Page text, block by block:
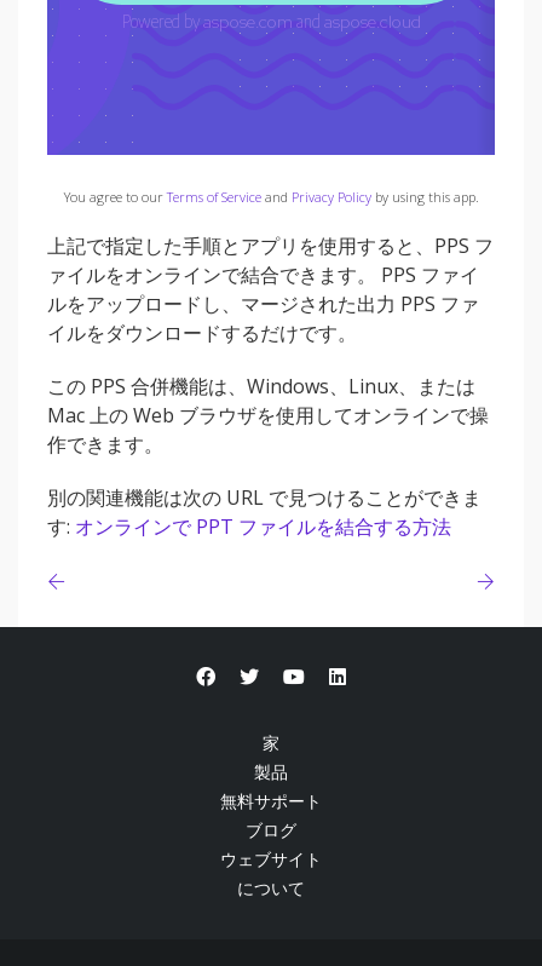
You agree to ourTerms of Serviceand Privacy Policyby using this app.
上記で指定した手順とアプリを使用すると、PPS フ
ァイルをオンラインで結合できます。 PPS ファイ
ルをアップロードし、マージされた出力 PPS ファ
イルをダウンロードするだけです。
この PPS 合併機能は、Windows、Linux、または
Mac 上の Web ブラウザを使用してオンラインで操
作できます。
別の関連機能は次の URL で見つけることができま
す: オンラインで PPT ファイルを結合する方法
家
製品
無料サポート
ブログ
ウェブサイト
について